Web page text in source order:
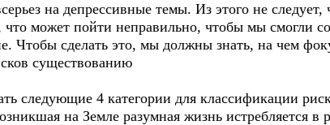
на депрессивные темы. Из этого не
что может пойти неправильно, чтобы мы смогли
Чтобы сделать это, мы должны знать, на чем
существованию
следующие 4 категории для классификации
на Земле разумная жизнь истребляется в